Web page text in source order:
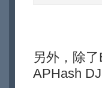
另外，除
APHash